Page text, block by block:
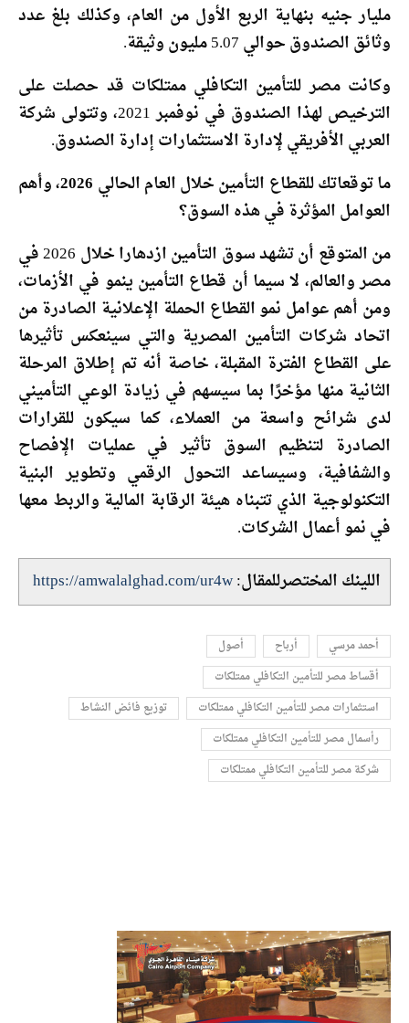
مليار جنيه بنهاية الربع الأول من العام، وكذلك بلغ عدد
وثائق الصندوق حوالي 5.07 مليون وثيقة.
وكانت مصر للتأمين التكافلي ممتلكات قد حصلت على
الترخيص لهذا الصندوق في نوفمبر 2021، وتتولى شركة
العربي الأفريقي لإدارة الاستثمارات إدارة الصندوق.
ما توقعاتك للقطاع التأمين خلال العام الحالي 2026، وأهم
العوامل المؤثرة في هذه السوق؟
من المتوقع أن تشهد سوق التأمين ازدهارا خلال 2026 في
مصر والعالم، لا سيما أن قطاع التأمين ينمو في الأزمات،
ومن أهم عوامل نمو القطاع الحملة الإعلانية الصادرة من
اتحاد شركات التأمين المصرية والتي سينعكس تأثيرها
على القطاع الفترة المقبلة، خاصة أنه تم إطلاق المرحلة
الثانية منها مؤخرًا بما سيسهم في زيادة الوعي التأميني
لدى شرائح واسعة من العملاء، كما سيكون للقرارات
الصادرة لتنظيم السوق تأثير في عمليات الإفصاح
والشفافية، وسيساعد التحول الرقمي وتطوير البنية
التكنولوجية الذي تتبناه هيئة الرقابة المالية والربط معها
في نمو أعمال الشركات.
اللينك المختصرللمقال:https://amwalalghad.com/ur4w
أحمد مرسي أرباح
أصول
أقساط مصر للتأمين التكافلي ممتلكات
استثمارات مصر للتأمين التكافلي ممتلكات
توزيع فائض النشاط
رأسمال مصر للتأمين التكافلي ممتلكات
شركة مصر للتأمين التكافلي ممتلكات